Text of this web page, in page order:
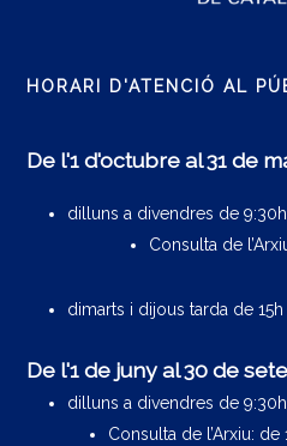
HORARI D'ATENCIÓ AL
De l'1 d'octubre al 31 de
dilluns a divendres de 9:30h
Consulta de
dimarts i dijous tarda de 15h
De l'1 de juny al 30 de
dilluns a divendres de 9:30h
Consulta de l’Arxiu: de